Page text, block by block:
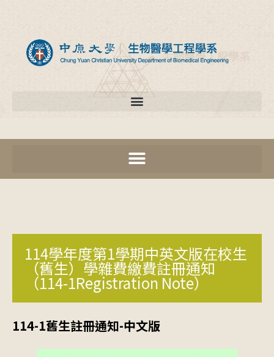
114學年度第1學期中英文版在校生
（舊生）學雜費繳費註冊通知
（114-1Registration Note）
114-1舊生註冊通知-中文版